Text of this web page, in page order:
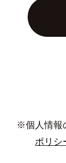
※個人情報
ポリシ